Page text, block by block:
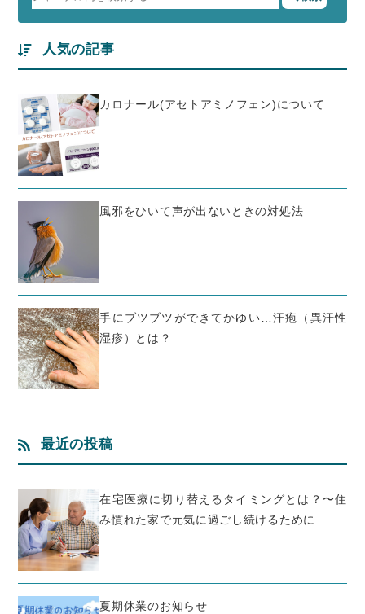
人気の記事
カロナール(アセトアミノフェン)について
風邪をひいて声が出ないときの対処法
手にブツブツができてかゆい…汗疱（異汗性
湿疹）とは？
最近の投稿
在宅医療に切り替えるタイミングとは？〜住
み慣れた家で元気に過ごし続けるために
夏期休業のお知らせ